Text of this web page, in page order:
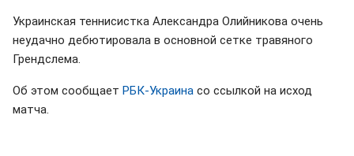
Украинская теннисистка Александра Олийникова очень
неудачно дебютировала в основной сетке травяного
Грендслема.
Об этом сообщает РБК-Украина со ссылкой на исход
матча.